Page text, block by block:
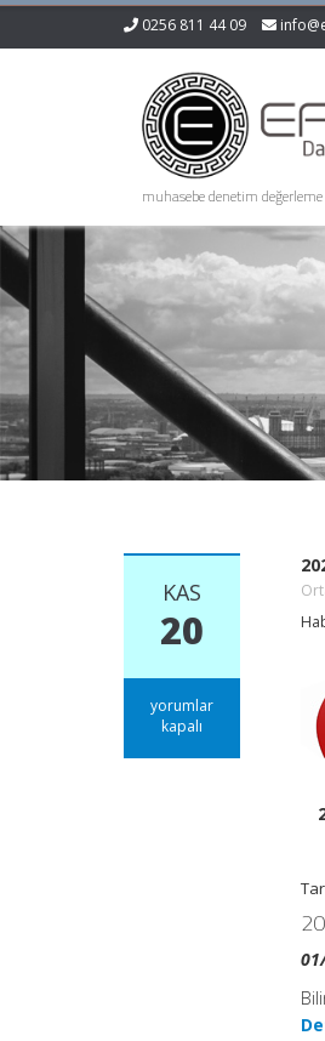
0256 811 44 09
muhasebe denetim değerleme
KAS
20
2021
Yılında
yorumlar
kapalı